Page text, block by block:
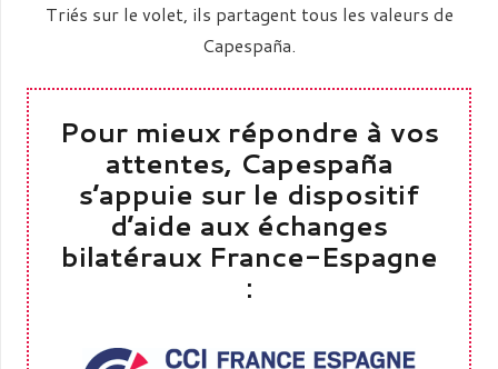
Triés sur le volet, ils partagent tous les valeurs de
Capespaña.
Pour mieux répondre à vos
attentes, Capespaña
s’appuie sur le dispositif
d’aide aux échanges
bilatéraux France-Espagne
: